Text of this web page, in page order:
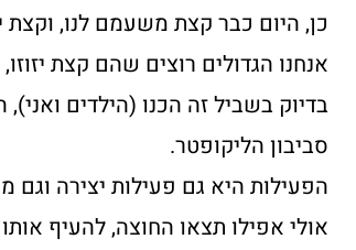
כן, היום כבר קצת משעמם לנו, וקצת
אנחנו הגדולים רוצים שהם קצת
בדיוק בשביל זה הכנו (הילדים
סביבון הליקופטר.
הפעילות היא גם פעילות יצירה
אולי אפילו תצאו החוצה, להעיף